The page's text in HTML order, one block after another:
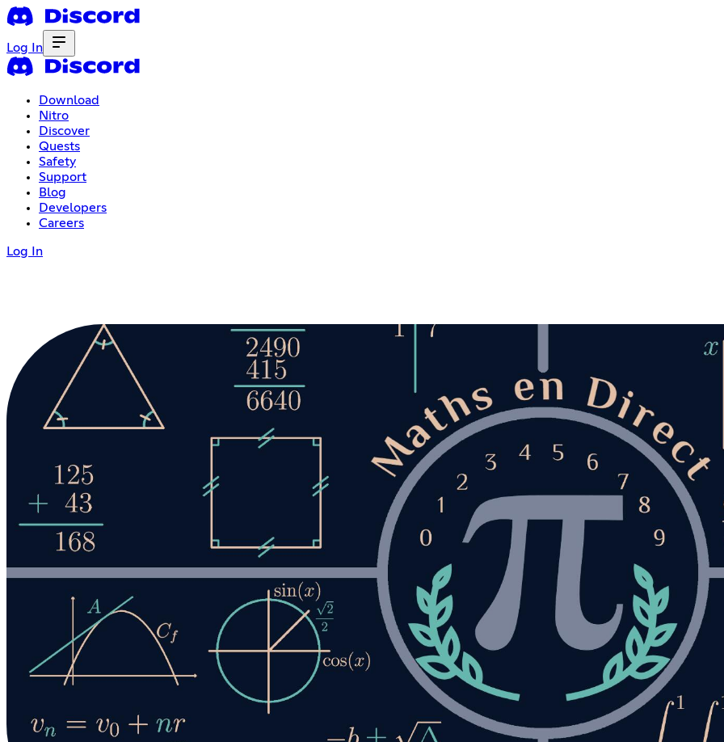
Log In
Download
Nitro
Discover
Quests
Safety
Support
Blog
Developers
Careers
Log In